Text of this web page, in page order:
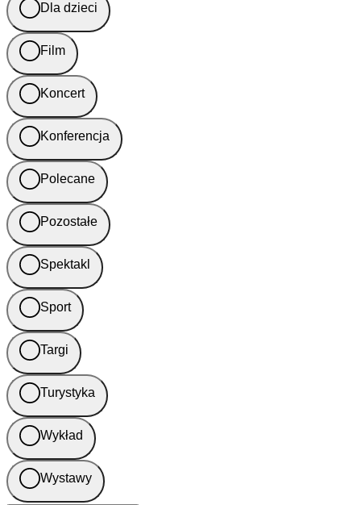
Dla dzieci
Film
Koncert
Konferencja
Polecane
Pozostałe
Spektakl
Sport
Targi
Turystyka
Wykład
Wystawy